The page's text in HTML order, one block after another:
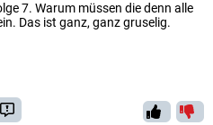
7. Warum müssen die denn alle
Das ist ganz, ganz gruselig.